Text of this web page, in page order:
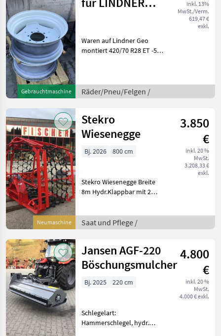
Gebrauchtmaschine
inkl. 13%
MwSt./Verm.
619,47 €
exkl.
Waren auf Lindner Geo
montiert 420/70 R28 ET -50
Gerät/Maschine gerne und
bittet um Terminabsp
Räder/Pneu/Felgen /
Neumaschine
Stekro
Wiesenegge
3.850
€
inkl. 20 %
MwSt.
3.208,33 €
exkl.
Bj. 2026 800 cm
Stekro Wiesenegge Breite
8m Hydr.Klappbar mit 2
Team der Firma Fischer
zeigt Ihnen das
Saat und Pflege /
Jansen AGF-220
Böschungsmulcher
4.800
€
inkl. 20 %
MwSt.
4.000 € exkl.
Bj. 2025 220 cm
Schlegelart:
Hammerschlegel, hydr.